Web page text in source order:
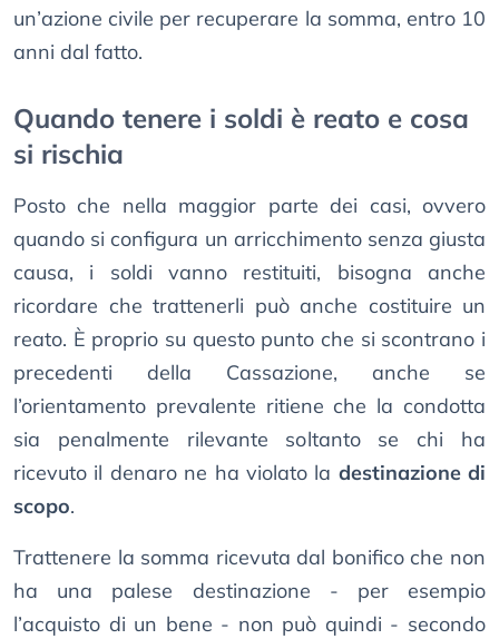
un’azione civile per recuperare la somma, entro 10
anni dal fatto.
Quando tenere i soldi è reato e cosa
si rischia
Posto che nella maggior parte dei casi, ovvero
quando si configura un arricchimento senza giusta
causa, i soldi vanno restituiti, bisogna anche
ricordare che trattenerli può anche costituire un
reato. È proprio su questo punto che si scontrano i
precedenti della Cassazione, anche se
l’orientamento prevalente ritiene che la condotta
sia penalmente rilevante soltanto se chi ha
ricevuto il denaro ne ha violato la destinazione di
scopo.
Trattenere la somma ricevuta dal bonifico che non
ha una palese destinazione - per esempio
l’acquisto di un bene - non può quindi - secondo